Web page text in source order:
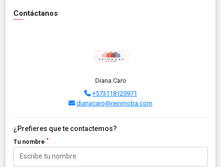
Contáctanos
Diana Caro
+573118120971
dianacaro@reinmoba.com
¿Prefieres que te contactemos?
Tu nombre *